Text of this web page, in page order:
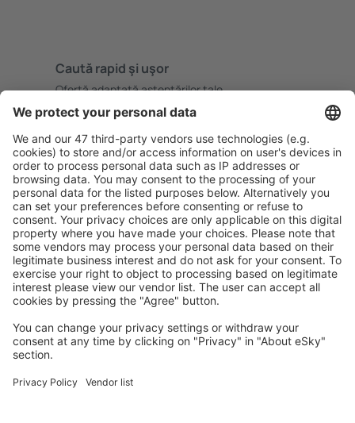
Caută rapid şi uşor
Ofertă adaptată aşteptărilor tale.
Planifică ȋn siguranţă
Rezervare fără griji cu opțiune gratuită de anulare.
Economiseşte mai mult
Prețuri atractive și oferte speciale pentru utilizatorii
conectați.
Cazarea preferată
Alege din peste 1,3 mil. de opţiuni: hoteluri, cabane,
Cele mai căutate cazări de către utilizatorii eSky